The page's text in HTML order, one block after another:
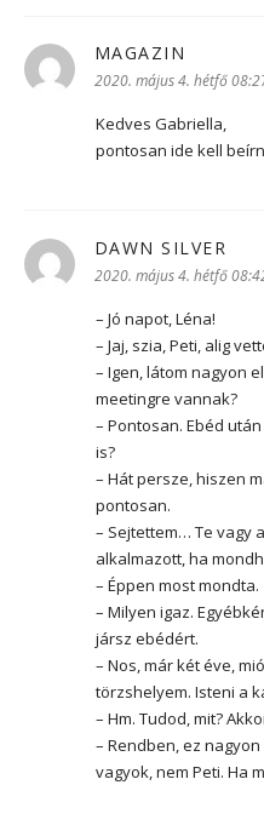
MAGAZIN
2020. május 4. hétfő
Kedves Gabriella,
pontosan ide kell
DAWN SILVER
2020. május 4. hétfő
– Jó napot, Léna!
– Jaj, szia, Peti, alig
– Igen, látom nagyon
meetingre vannak?
– Pontosan. Ebéd
is?
– Hát persze, hiszen
pontosan.
– Sejtettem… Te vagy
alkalmazott, ha
– Éppen most mondta.
– Milyen igaz.
jársz ebédért.
– Nos, már két éve,
törzshelyem. Isteni a
– Hm. Tudod, mit?
– Rendben, ez
vagyok, nem Peti. Ha